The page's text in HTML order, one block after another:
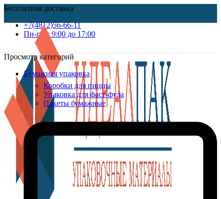
Бесплатная доставка
+7(4812)56-66-11
Пн-пт c 9:00 до 17:00
Просмотр категорий
Бумажная упаковка
Коробки для пиццы
Упаковка для фаст-фуда
Пакеты бумажные